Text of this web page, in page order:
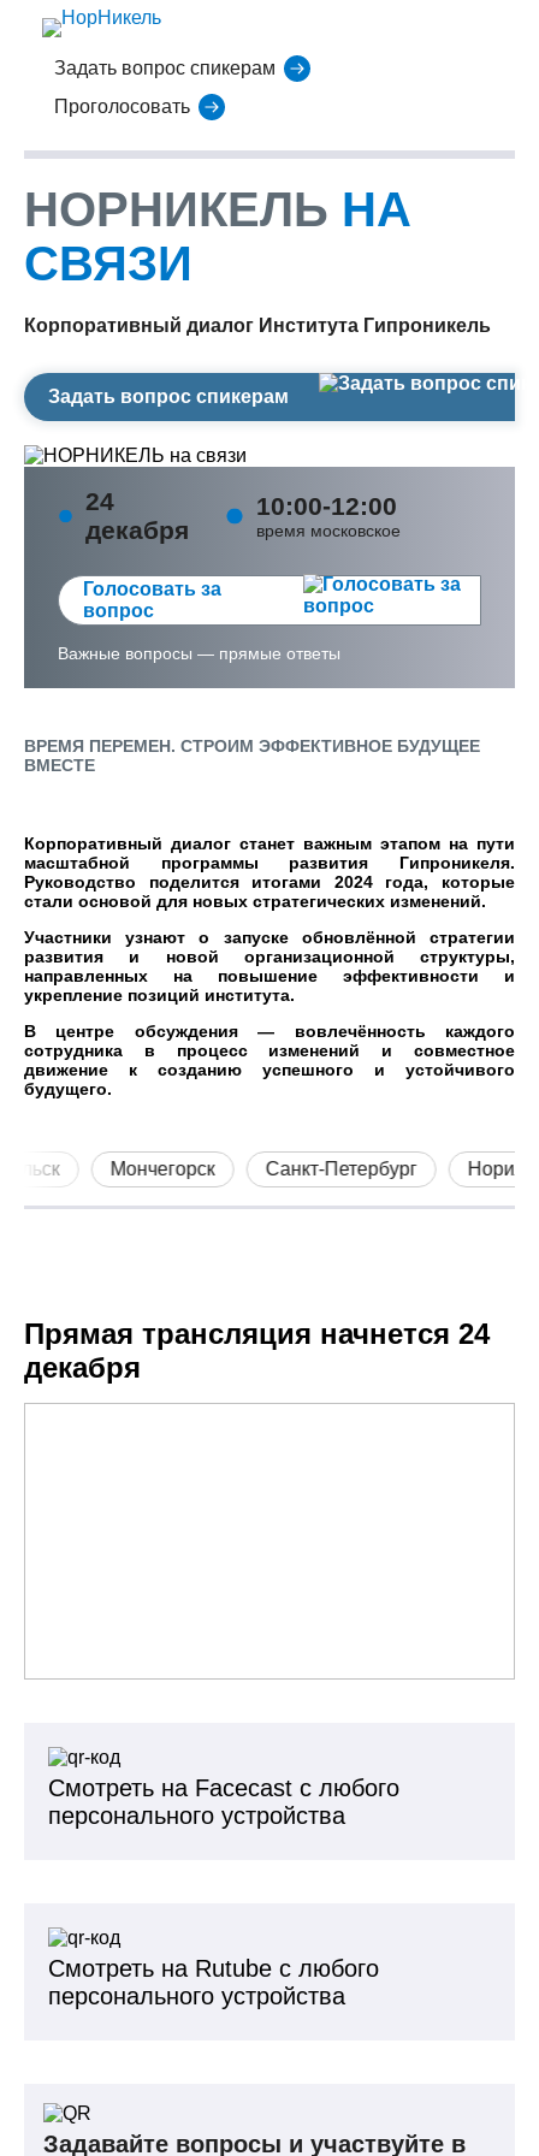
Задать вопрос спикерам
Проголосовать
НОРНИКЕЛЬ НА
СВЯЗИ
Корпоративный диалог Института Гипроникель
Задать вопрос спикерам
24
декабря
10:00-12:00
время московское
Голосовать за
вопрос
Важные вопросы — прямые ответы
ВРЕМЯ ПЕРЕМЕН. СТРОИМ ЭФФЕКТИВНОЕ БУДУЩЕЕ
ВМЕСТЕ
Корпоративный диалог станет важным этапом на пути
масштабной программы развития Гипроникеля.
Руководство поделится итогами 2024 года, которые
стали основой для новых стратегических изменений.
Участники узнают о запуске обновлённой стратегии
развития и новой организационной структуры,
направленных на повышение эффективности и
укрепление позиций института.
В центре обсуждения — вовлечённость каждого
сотрудника в процесс изменений и совместное
движение к созданию успешного и устойчивого
будущего.
Мончегорск Санкт-Петербург Норильск
Прямая трансляция начнется 24
декабря
Смотреть на Facecast с любого
персонального устройства
Смотреть на Rutube с любого
персонального устройства
Задавайте вопросы и участвуйте в